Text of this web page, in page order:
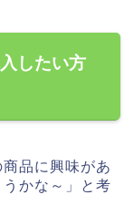
したい方
品に興味があ
かな～」と考